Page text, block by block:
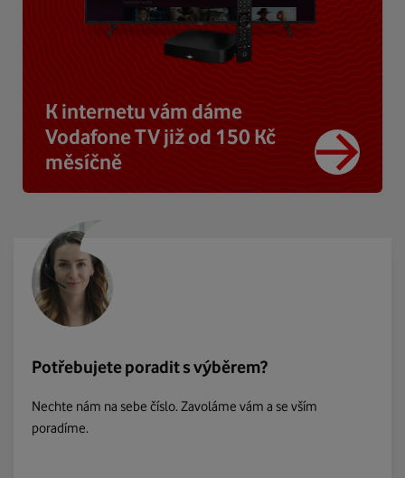
K internetu vám dáme
Vodafone TV již od 150 Kč
měsíčně
Potřebujete poradit s výběrem?
Nechte nám na sebe číslo. Zavoláme vám a se vším
poradíme.